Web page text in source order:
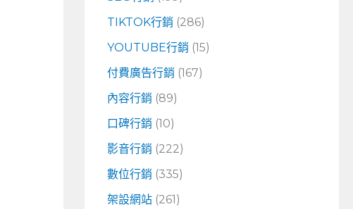
TIKTOK行銷 (286)
YOUTUBE行銷 (15)
付費廣告行銷 (167)
內容行銷 (89)
口碑行銷 (10)
影音行銷 (222)
數位行銷 (335)
架設網站(261)